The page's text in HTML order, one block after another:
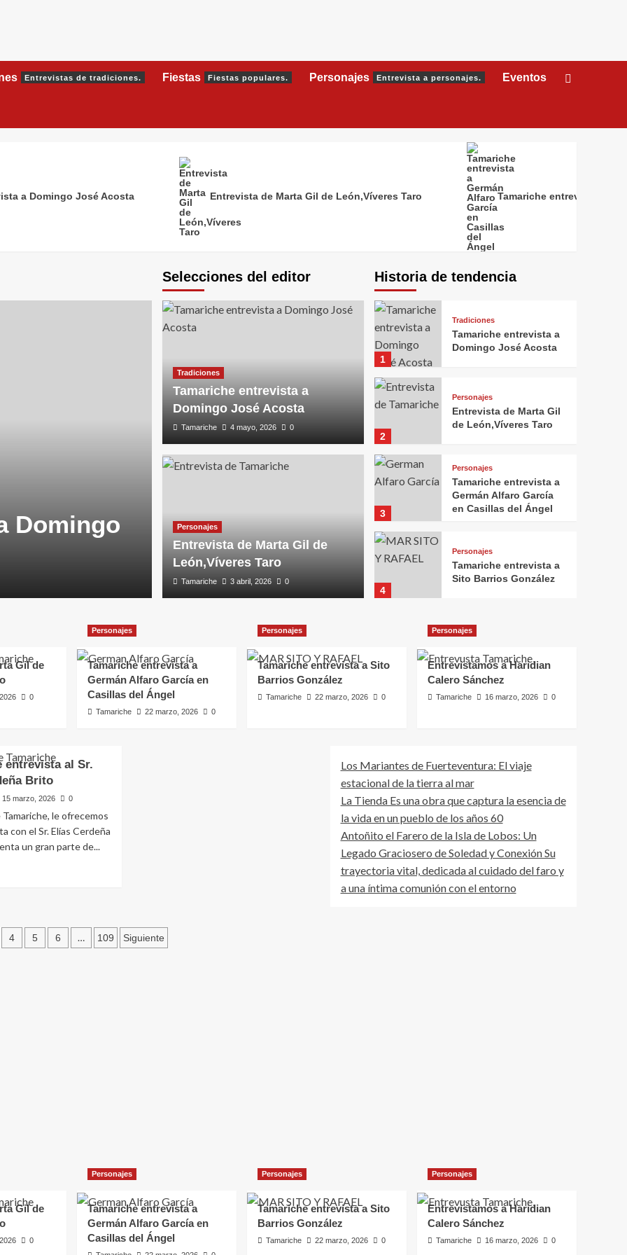
Entrevistas de tradiciones. Fiestas Fiestas populares. Personajes Entrevista a personajes. Eventos
a Domingo José Acosta Entrevista de Marta Gil de León,Víveres Taro Tamariche entrevista a
Domingo
de
Selecciones del editor
Tradiciones
Tamariche entrevista a
Domingo José Acosta
Tamariche 4 mayo, 2026 0
Personajes
Entrevista de Marta Gil de
León,Víveres Taro
Tamariche 3 abril, 2026 0
Historia de tendencia
1
Tradiciones
Tamariche entrevista a
Domingo José Acosta
2
Personajes
Entrevista de Marta Gil
de León,Víveres Taro
3
Personajes
Tamariche entrevista a
Germán Alfaro García
en Casillas del Ángel
4
Personajes
Tamariche entrevista a
Sito Barrios González
5
Entrevistamos a
Sánchez
Gil de
0
Personajes
Tamariche entrevista a
Germán Alfaro García en
Casillas del Ángel
Tamariche 22 marzo, 2026 0
Personajes
Tamariche entrevista a Sito
Barrios González
Tamariche 22 marzo, 2026 0
Personajes
Entrevistamos a Haridian
Calero Sánchez
Tamariche 16 marzo, 2026 0
entrevista al Sr.
Brito
15 marzo, 2026 0
Tamariche, le ofrecemos
con el Sr. Elías Cerdeña
un gran parte de...
4 5 6 … 109 Siguiente
Los Mariantes de Fuerteventura: El viaje
estacional de la tierra al mar
La Tienda Es una obra que captura la esencia de
la vida en un pueblo de los años 60
Antoñito el Farero de la Isla de Lobos: Un
Legado Graciosero de Soledad y Conexión Su
trayectoria vital, dedicada al cuidado del faro y
a una íntima comunión con el entorno
Gil de
0
Personajes
Tamariche entrevista a
Germán Alfaro García en
Casillas del Ángel
Personajes
Tamariche entrevista a Sito
Barrios González
Tamariche 22 marzo, 2026 0
Personajes
Entrevistamos a Haridian
Calero Sánchez
Tamariche 16 marzo, 2026 0